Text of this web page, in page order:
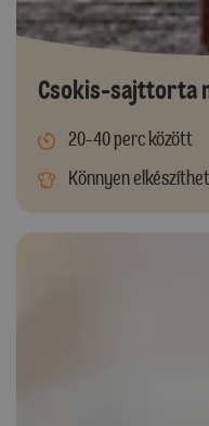
Csokis-sajttorta
20-40 perc között
Könnyen